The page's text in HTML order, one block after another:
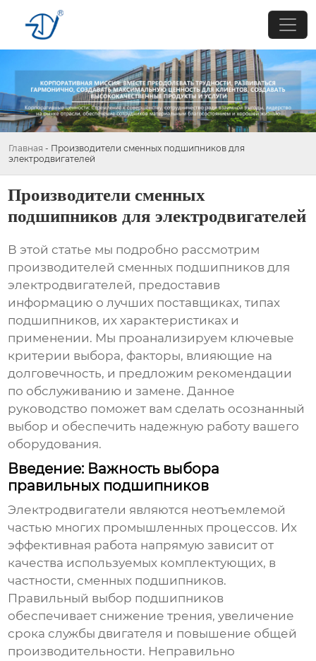
Главная - Производители сменных подшипников для
электродвигателей
Производители сменных
подшипников для электродвигателей
В этой статье мы подробно рассмотрим
производителей сменных подшипников для
электродвигателей, предоставив
информацию о лучших поставщиках, типах
подшипников, их характеристиках и
применении. Мы проанализируем ключевые
критерии выбора, факторы, влияющие на
долговечность, и предложим рекомендации
по обслуживанию и замене. Данное
руководство поможет вам сделать осознанный
выбор и обеспечить надежную работу вашего
оборудования.
Введение: Важность выбора
правильных подшипников
Электродвигатели являются неотъемлемой
частью многих промышленных процессов. Их
эффективная работа напрямую зависит от
качества используемых комплектующих, в
частности, сменных подшипников.
Правильный выбор подшипников
обеспечивает снижение трения, увеличение
срока службы двигателя и повышение общей
производительности. Неправильно